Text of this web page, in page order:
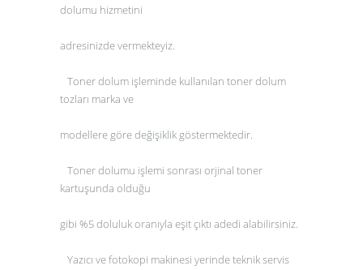
dolumu hizmetini
adresinizde vermekteyiz.
Toner dolum işleminde kullanılan toner dolum
tozları marka ve
modellere göre değişiklik göstermektedir.
Toner dolumu işlemi sonrası orjinal toner
kartuşunda olduğu
gibi %5 doluluk oranıyla eşit çıktı adedi alabilirsiniz.
Yazıcı ve fotokopi makinesi yerinde teknik servis